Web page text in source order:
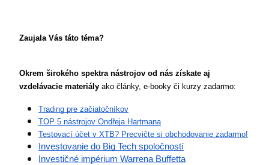
Zaujala Vás táto téma?
Okrem širokého spektra nástrojov od nás získate aj
vzdelávacie materiály ako články, e-booky či kurzy zadarmo:
Trading pre začiatočníkov
TOP 5 nástrojov Ondřeja Hartmana
Testovací účet v XTB? Precvičte si obchodovanie zadarmo!
Investovanie do Big Tech spoločností
Investičné impérium Warrena Buffetta